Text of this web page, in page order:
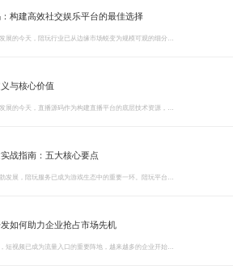
构建高效社交娱乐平台的最佳选择
与核心价值
战指南：五大核心要点
如何助力企业抢占市场先机